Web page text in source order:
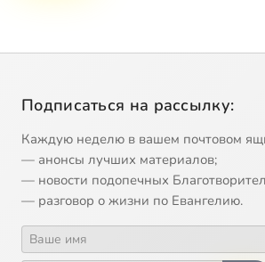
Подписаться на рассылку:
Каждую неделю в вашем почтовом
— анонсы лучших материалов;
— новости подопечных
— разговор о жизни по Евангелию.